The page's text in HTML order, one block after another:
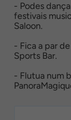
- Podes
festivais
Saloon.
- Fica a par
Sports Bar.
- Flutua num